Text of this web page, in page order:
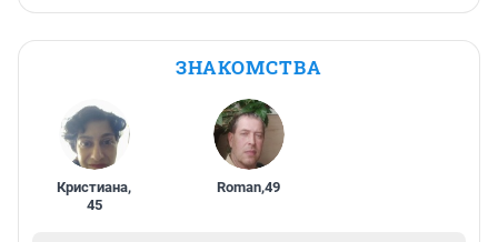
ЗНАКОМСТВА
Кристиана,
45
Roman,49